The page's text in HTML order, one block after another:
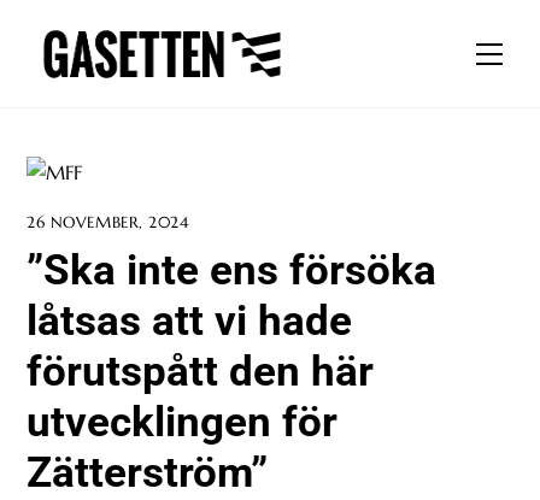
content
26 NOVEMBER, 2024
”Ska inte ens försöka
låtsas att vi hade
förutspått den här
utvecklingen för
Zätterström”